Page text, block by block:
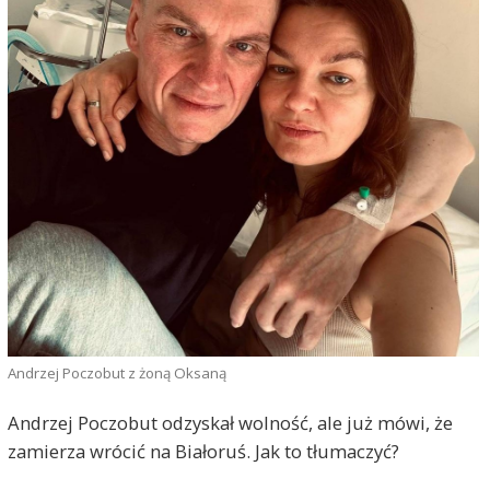
Andrzej Poczobut z żoną Oksaną
Andrzej Poczobut odzyskał wolność, ale już mówi, że
zamierza wrócić na Białoruś. Jak to tłumaczyć?